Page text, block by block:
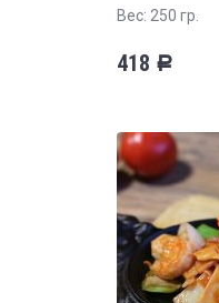
Вес: 250 гр.
418 Р